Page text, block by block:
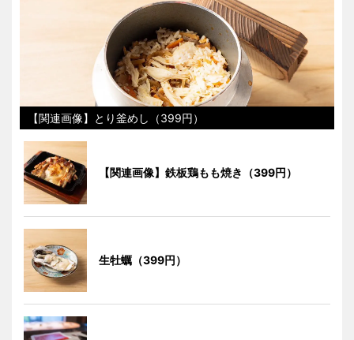
【関連画像】とり釜めし（399円）
【関連画像】鉄板鶏もも焼き（399円）
生牡蠣（399円）